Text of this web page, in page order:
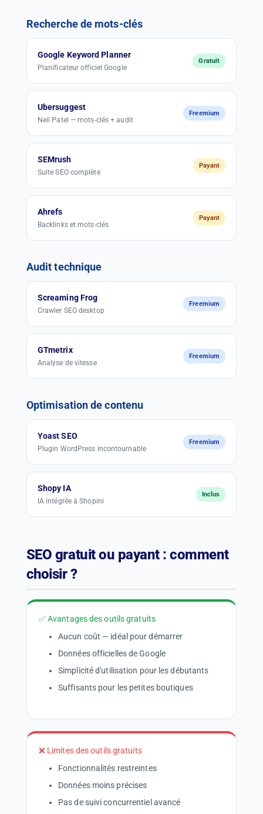
Recherche de mots-clés
Google Keyword Planner
Planificateur officiel Google
Gratuit
Ubersuggest
Neil Patel — mots-clés + audit
Freemium
SEMrush
Suite SEO complète
Payant
Ahrefs
Backlinks et mots-clés
Payant
Audit technique
Screaming Frog
Crawler SEO desktop
Freemium
GTmetrix
Analyse de vitesse
Freemium
Optimisation de contenu
Yoast SEO
Plugin WordPress incontournable
Freemium
Shopy IA
IA intégrée à Shopini
Inclus
SEO gratuit ou payant : comment
choisir ?
✅ Avantages des outils gratuits
Aucun coût — idéal pour démarrer
Données officielles de Google
Simplicité d'utilisation pour les débutants
Suffisants pour les petites boutiques
❌ Limites des outils gratuits
Fonctionnalités restreintes
Données moins précises
Pas de suivi concurrentiel avancé